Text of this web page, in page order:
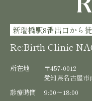
新瑞橋駅8番出口から
Re:Birth Clinic
所在地
〒457-0012
愛知県名古屋
診療時間
9:00〜18:00